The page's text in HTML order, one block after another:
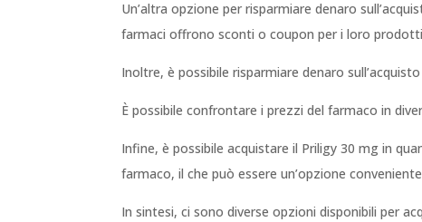
Un’altra opzione per risparmiare denaro
farmaci offrono sconti o coupon per i loro
Inoltre, è possibile risparmiare denaro
È possibile confrontare i prezzi del farmaco in
Infine, è possibile acquistare il Priligy 30 mg in
farmaco, il che può essere un’opzione
In sintesi, ci sono diverse opzioni disponibili per